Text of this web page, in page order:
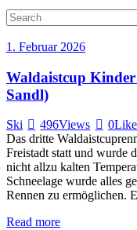
1. Februar 2026
Waldaistcup
Sandl)
Ski 496Views 0
Das dritte
Freistadt statt und wurde
nicht allzu kalten
Schneelage wurde alles
Rennen zu ermöglichen.
Read more